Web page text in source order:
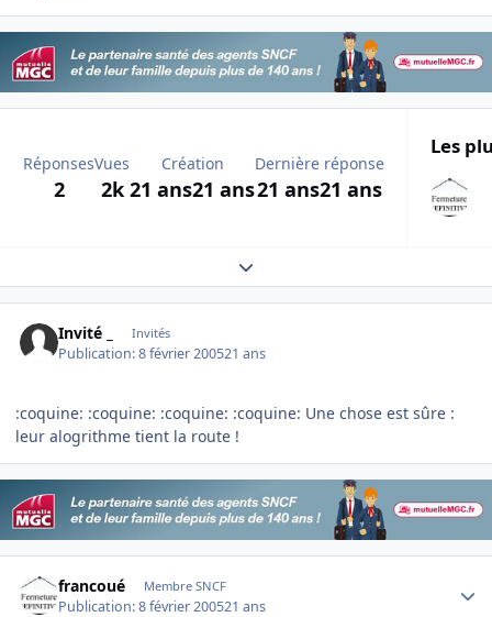
Réponses
2
Vues
2k
Création
21 ans21 ans
Dernière réponse
21 ans21 ans
Les
Expand topic overview
Invité _ Invités
Publication:8 février 200521 ans
:coquine: :coquine: :coquine: :coquine: Une chose est sûre :
leur alogrithme tient la route !
francoué Membre SNCF
Publication:8 février 200521 ans